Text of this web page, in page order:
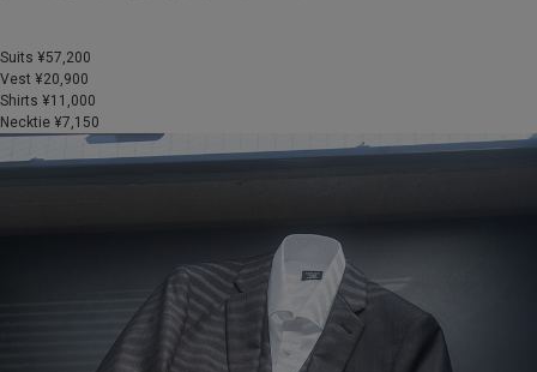
Suits ¥57,200
Vest ¥20,900
Shirts ¥11,000
Necktie ¥7,150